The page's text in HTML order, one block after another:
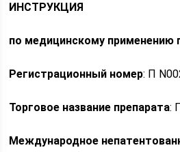
ИНСТРУКЦИЯ
по медицинскому применению
Регистрационный номер: П
Торговое название препарата:
Международное